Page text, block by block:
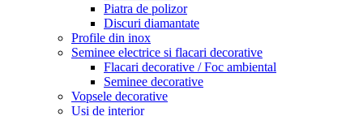
Piatra de polizor
Discuri diamantate
Profile din inox
Seminee electrice si flacari decorative
Flacari decorative / Foc ambiental
Seminee decorative
Vopsele decorative
Usi de interior